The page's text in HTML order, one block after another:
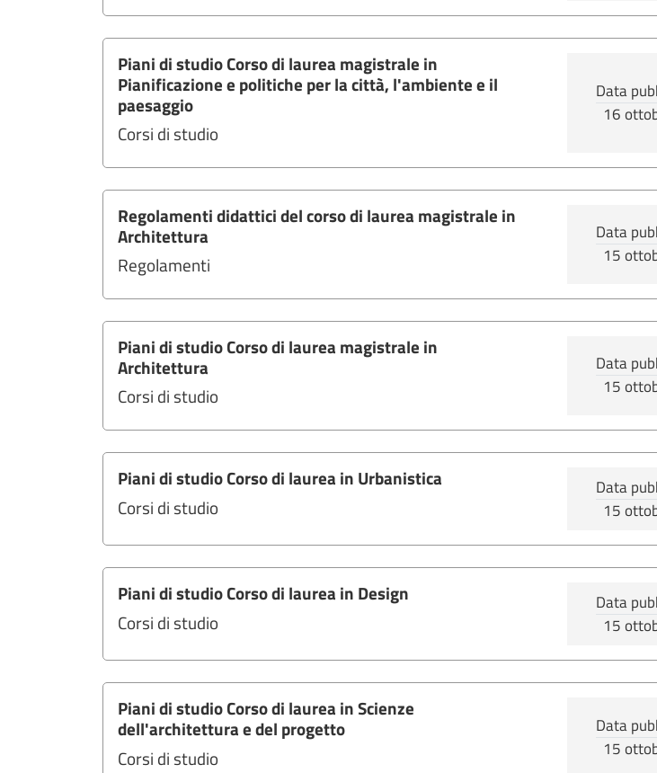
Piani di studio Corso di laurea magistrale in
Pianificazione e politiche per la città, l'ambiente e il
paesaggio
Corsi di studio
Data
16
Regolamenti didattici del corso di laurea magistrale in
Architettura
Regolamenti
Data
15
Piani di studio Corso di laurea magistrale in
Architettura
Corsi di studio
Data
15
Piani di studio Corso di laurea in Urbanistica
Corsi di studio
Data
15
Piani di studio Corso di laurea in Design
Corsi di studio
Data
15
Piani di studio Corso di laurea in Scienze
dell'architettura e del progetto
Corsi di studio
Data
15